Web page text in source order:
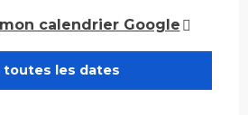
calendrier Google
toutes les dates